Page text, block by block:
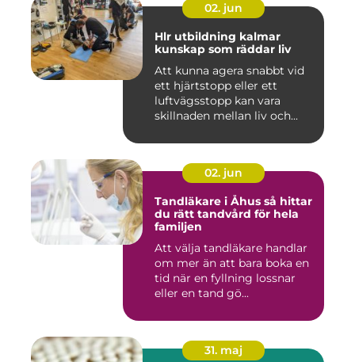
02. jun
Hlr utbildning kalmar
kunskap som räddar liv
Att kunna agera snabbt vid
ett hjärtstopp eller ett
luftvägsstopp kan vara
skillnaden mellan liv och...
02. jun
Tandläkare i Åhus så hittar
du rätt tandvård för hela
familjen
Att välja tandläkare handlar
om mer än att bara boka en
tid när en fyllning lossnar
eller en tand gö...
31. maj